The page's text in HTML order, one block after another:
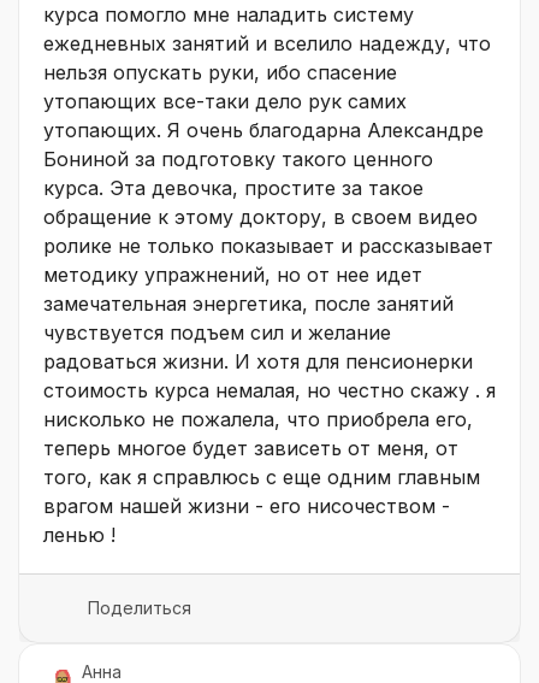
курса помогло мне наладить систему
ежедневных занятий и вселило надежду, что
нельзя опускать руки, ибо спасение
утопающих все-таки дело рук самих
утопающих. Я очень благодарна Александре
Бониной за подготовку такого ценного
курса. Эта девочка, простите за такое
обращение к этому доктору, в своем видео
ролике не только показывает и рассказывает
методику упражнений, но от нее идет
замечательная энергетика, после занятий
чувствуется подъем сил и желание
радоваться жизни. И хотя для пенсионерки
стоимость курса немалая, но честно скажу . я
нисколько не пожалела, что приобрела его,
теперь многое будет зависеть от меня, от
того, как я справлюсь с еще одним главным
врагом нашей жизни - его нисочеством -
ленью !
Поделиться
Анна